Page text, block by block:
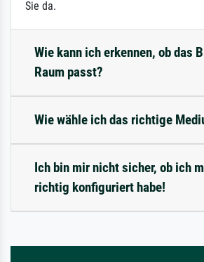
Sie da.
Wie kann ich erkennen, ob das
Raum passt?
Wie wähle ich das richtige
Ich bin mir nicht sicher, ob ich
richtig konfiguriert habe!